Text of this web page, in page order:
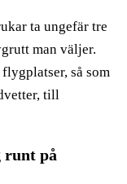
ta ungefär tre
man väljer.
så som
till
runt på